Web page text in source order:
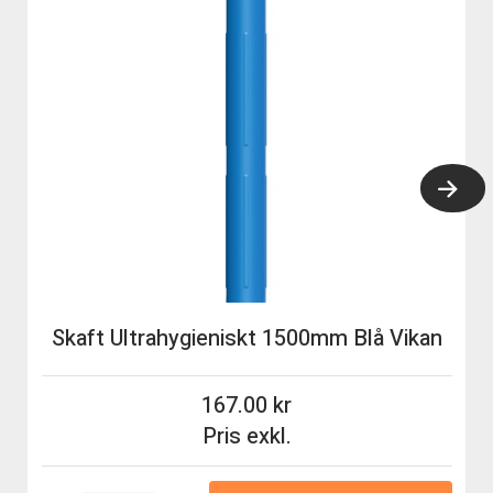
Skaft Ultrahygieniskt 1500mm Blå Vikan
Pris exkl.
167.00